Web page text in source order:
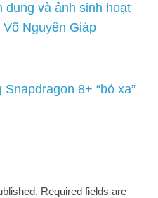
dung và ảnh sinh hoạt
Nguyên Giáp
8+ “bỏ xa”
Required fields are